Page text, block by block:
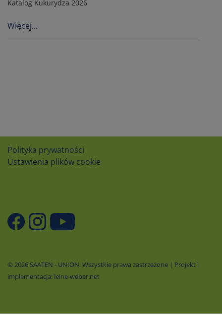
Katalog Kukurydza 2026
Więcej...
Polityka prywatności
Ustawienia plików cookie
© 2026 SAATEN - UNION. Wszystkie prawa zastrzeżone | Projekt i
implementacja: leine-weber.net